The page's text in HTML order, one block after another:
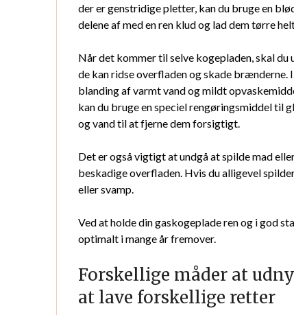
der er genstridige pletter, kan du bruge en
delene af med en ren klud og lad dem tørre
Når det kommer til selve kogepladen, skal
de kan ridse overfladen og skade brænderne.
blanding af varmt vand og mildt
kan du bruge en speciel rengøringsmiddel til
og vand til at fjerne dem forsigtigt.
Det er også vigtigt at undgå at spilde mad
beskadige overfladen. Hvis du alligevel
eller svamp.
Ved at holde din gaskogeplade ren og i god
optimalt i mange år fremover.
Forskellige måder at
at lave forskellige retter